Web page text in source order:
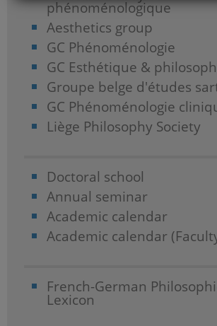
phénoménologique
Aesthetics group
GC Phénoménologie
GC Esthétique &
Groupe belge d'études
GC Phénoménologie
Liège Philosophy Society
Doctoral school
Annual seminar
Academic calendar
Academic calendar
French-German
Lexicon